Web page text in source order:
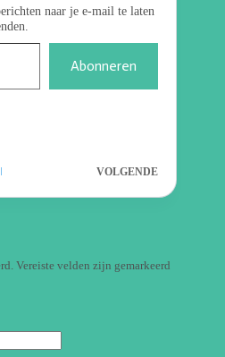
naar je e-mail te laten
Abonneren
VOLGENDE
Vereiste velden zijn gemarkeerd